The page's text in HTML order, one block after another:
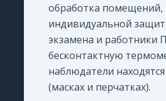
обработка помещений,
индивидуальной
экзамена и работники
бесконтактную
наблюдатели
(масках и перчатках).